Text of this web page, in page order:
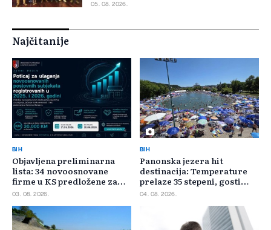
05. 08. 2026.
Najčitanije
BIH
Objavljena preliminarna
lista: 34 novoosnovane
firme u KS predložene za
400.000 KM poticaja
03. 08. 2026.
BIH
Panonska jezera hit
destinacija: Temperature
prelaze 35 stepeni, gosti
pristižu iz cijele regije
04. 08. 2026.